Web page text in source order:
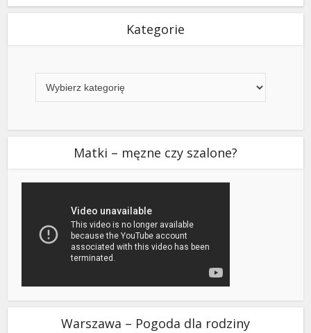
Kategorie
Matki – męzne czy szalone?
Warszawa – Pogoda dla rodziny